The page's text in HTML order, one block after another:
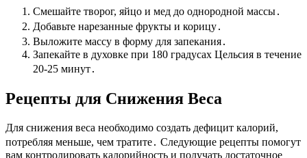
Смешайте творог, яйцо и мед до однородной массы․
Добавьте нарезанные фрукты и корицу․
Выложите массу в форму для запекания․
Запекайте в духовке при 180 градусах Цельсия в течение
20-25 минут․
Рецепты для Снижения Веса
Для снижения веса необходимо создать дефицит калорий,
потребляя меньше, чем тратите․ Следующие рецепты помогут
вам контролировать калорийность и получать достаточное